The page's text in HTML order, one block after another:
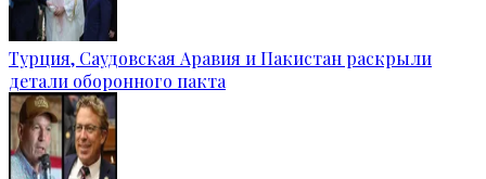
Турция, Саудовская Аравия и Пакистан раскрыли
детали оборонного пакта